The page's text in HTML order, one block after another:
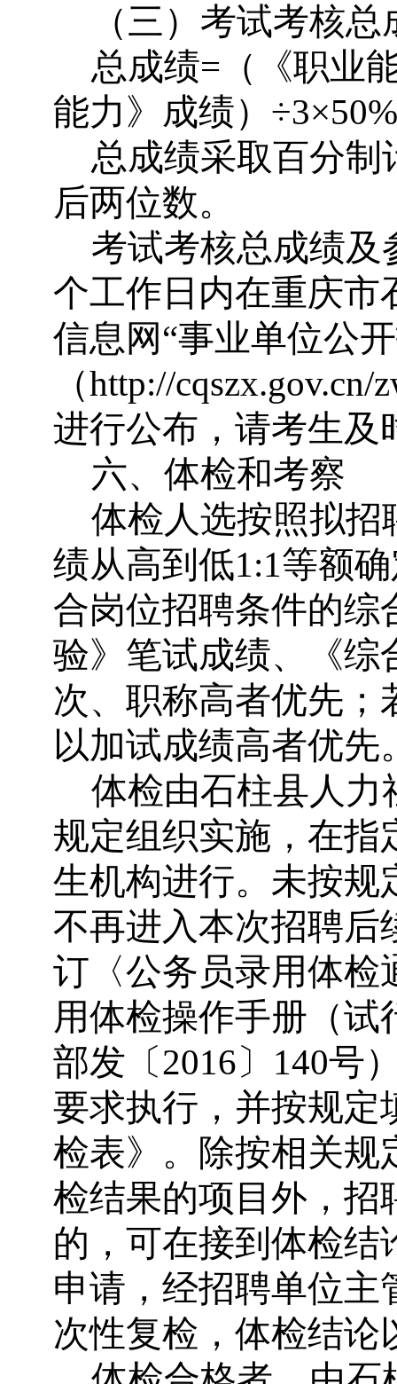
（三）考试考核
总成绩= （《职业
能力》成绩） ÷3×
总成绩采取百分
后两位数。
考试考核总成绩
个工作日内在重庆市
信息网“事业单位公
（http://
进行公布，请考生及
六、体检和考察
体检人选按照拟招
绩从高到低1:1等额
合岗位招聘条件的综
验》笔试成绩、《综
次、职称高者优先；
以加试成绩高者优先
体检由石柱县人力
规定组织实施，在指
生机构进行。未按规
不再进入本次招聘后
订〈公务员录用体检
用体检操作手册（
部发〔2016〕 140号
要求执行，并按规定
检表》。除按相关规
检结果的项目外，招
的，可在接到体检结
申请，经招聘单位主
次性复检，体检结论